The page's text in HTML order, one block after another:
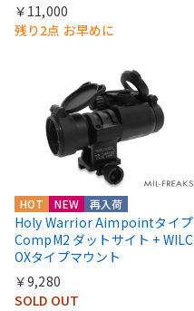
￥11,000
残り2点 お早めに
HOT NEW 再入荷
Holy Warrior Aimpointタイプ
CompM2 ダットサイト + WILC
OXタイプマウント
￥9,280
SOLD OUT